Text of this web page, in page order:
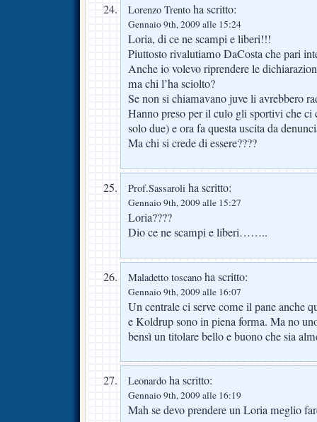
Lorenzo Trento ha scritto:
Gennaio 9th, 2009 alle 15:24
Loria, di ce ne scampi e liberi!!!
Piuttosto rivalutiamo DaCosta che pari
Anche io volevo riprendere le
ma chi l’ha sciolto?
Se non si chiamavano juve li avrebbero
Hanno preso per il culo gli sportivi che ci
solo due) e ora fa questa uscita da
Ma chi si crede di essere????
Prof.Sassaroli ha scritto:
Gennaio 9th, 2009 alle 15:27
Loria????
Dio ce ne scampi e liberi……..
Maladetto toscano ha scritto:
Gennaio 9th, 2009 alle 16:07
Un centrale ci serve come il pane anche
e Koldrup sono in piena forma. Ma no
bensì un titolare bello e buono che sia
Leonardo ha scritto:
Gennaio 9th, 2009 alle 16:19
Mah se devo prendere un Loria meglio